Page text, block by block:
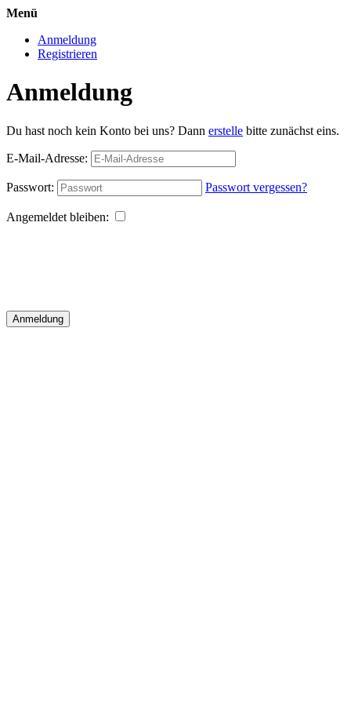
Menü
Anmeldung
Registrieren
Anmeldung
Du hast noch kein Konto bei uns? Dann erstelle bitte zunächst eins.
E-Mail-Adresse:
Passwort: Passwort vergessen?
Angemeldet bleiben:
Anmeldung